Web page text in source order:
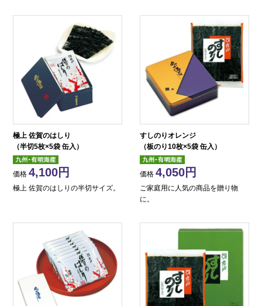
極上 佐賀のはしり
（半切5枚×5袋 缶入）
価格 4,100
極上 佐賀のはしりの半切サイズ。
すしのりオレンジ
（板のり10枚×5袋 缶入）
価格 4,050
ご家庭用に人気の商品を贈り物
に。